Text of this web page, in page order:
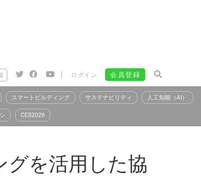
| ログイン 会員登録
スマートビルディング サステナビリティ 人工知能（AI）
CES2026
グを活用した協